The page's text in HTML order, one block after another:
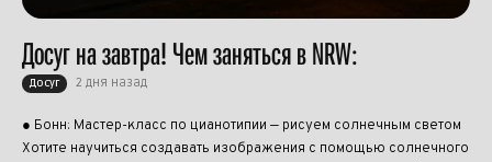
Досуг на завтра! Чем заняться в NRW:
Досуг 2 дня назад
● Бонн: Мастер-класс по цианотипии — рисуем солнечным светом
Хотите научиться создавать изображения с помощью солнечного